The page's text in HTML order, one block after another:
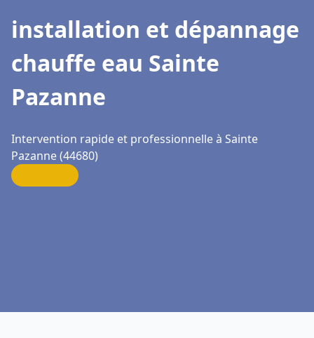
installation et dépannage
chauffe eau Sainte
Pazanne
Intervention rapide et professionnelle à Sainte
Pazanne (44680)